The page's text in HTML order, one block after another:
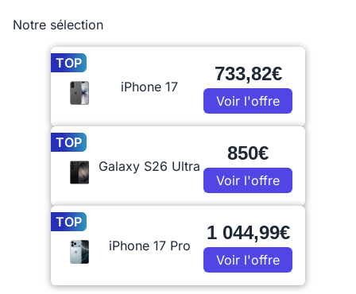
Notre sélection
TOP
iPhone 17
733,82€
Voir l'offre
TOP
Galaxy S26 Ultra
850€
Voir l'offre
TOP
iPhone 17 Pro
1 044,99€
Voir l'offre